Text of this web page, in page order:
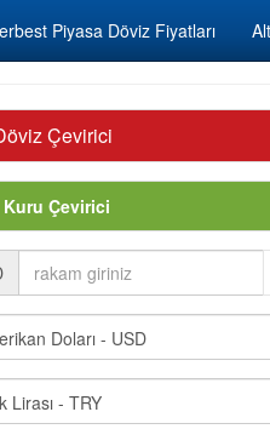
Piyasa Döviz Fiyatları
Çevirici
Kuru Çevirici